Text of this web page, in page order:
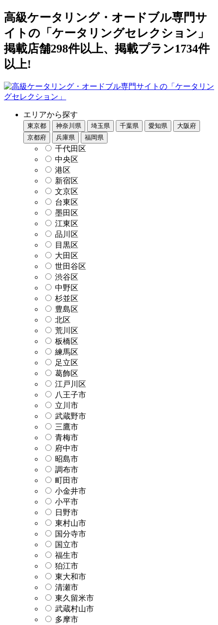
高級ケータリング・オードブル専門サ
イトの「ケータリングセレクション」
掲載店舗298件以上、掲載プラン1734件
以上!
エリアから探す
東京都 神奈川県 埼玉県 千葉県 愛知県
大阪府
京都府
兵庫県 福岡県
千代田区
中央区
港区
新宿区
文京区
台東区
墨田区
江東区
品川区
目黒区
大田区
世田谷区
渋谷区
中野区
杉並区
豊島区
北区
荒川区
板橋区
練馬区
足立区
葛飾区
江戸川区
八王子市
立川市
武蔵野市
三鷹市
青梅市
府中市
昭島市
調布市
町田市
小金井市
小平市
日野市
東村山市
国分寺市
国立市
福生市
狛江市
東大和市
清瀬市
東久留米市
武蔵村山市
多摩市